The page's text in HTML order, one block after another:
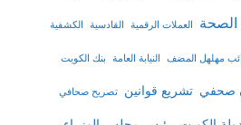
الصحة العملات الرقمية القادسية الكشفية
مهلهل المضف النيابة العامة بنك الكويت
صحفي تشريع قوانين تصريح صحافي